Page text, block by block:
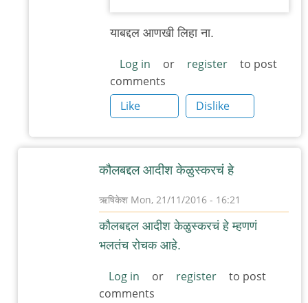
चव्हाण
by
अंतराआनंद
याबद्दल आणखी लिहा ना.
Log in or register
to post
comments
Like
Dislike
कौलबद्दल आदीश केळुस्करचं हे
ऋषिकेश Mon, 21/11/2016 - 16:21
In
reply
कौल
by
कौलबद्दल आदीश केळुस्करचं हे म्हणणं
भलतंच रोचक आहे.
Log in or register
to post
comments